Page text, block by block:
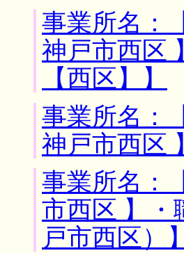
事業所名：
神戸市西区
【西区】】
事業所名：
神戸市西区
事業所名：
市西区 】
戸市西区）】